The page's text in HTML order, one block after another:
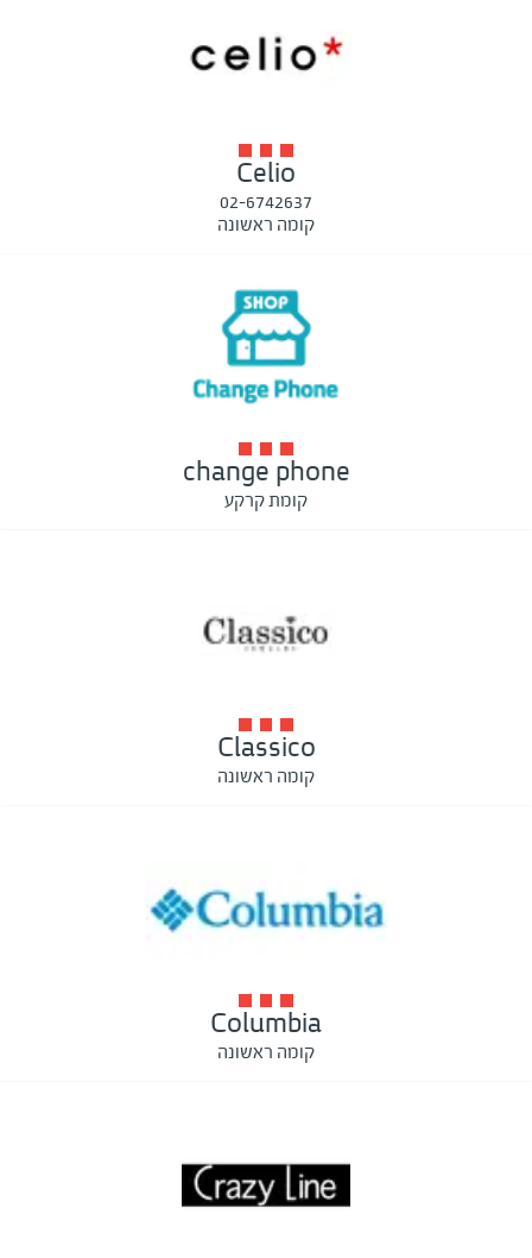
Celio
02-6742637
קומה ראשונה
change phone
קומת קרקע
Classico
קומה ראשונה
Columbia
קומה ראשונה